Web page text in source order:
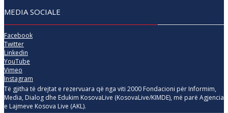
MEDIA SOCIALE
Facebook
Twitter
Linkedin
YouTube
Vimeo
Instagram
Të gjitha të drejtat e rezervuara që nga viti 2000 Fondacioni për Informim,
Media, Dialog dhe Edukim KosovaLive (KosovaLive/KIMDE), më parë Agjencia
e Lajmeve Kosova Live (AKL).